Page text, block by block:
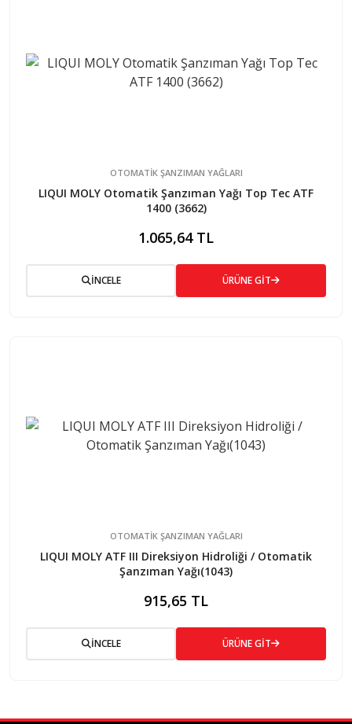
OTOMATİK ŞANZIMAN YAĞLARI
LIQUI MOLY Otomatik Şanzıman Yağı Top Tec ATF
1400 (3662)
1.065,64 TL
İNCELE ÜRÜNE GİT
OTOMATİK ŞANZIMAN YAĞLARI
LIQUI MOLY ATF III Direksiyon Hidroliği / Otomatik
Şanzıman Yağı(1043)
915,65 TL
İNCELE ÜRÜNE GİT